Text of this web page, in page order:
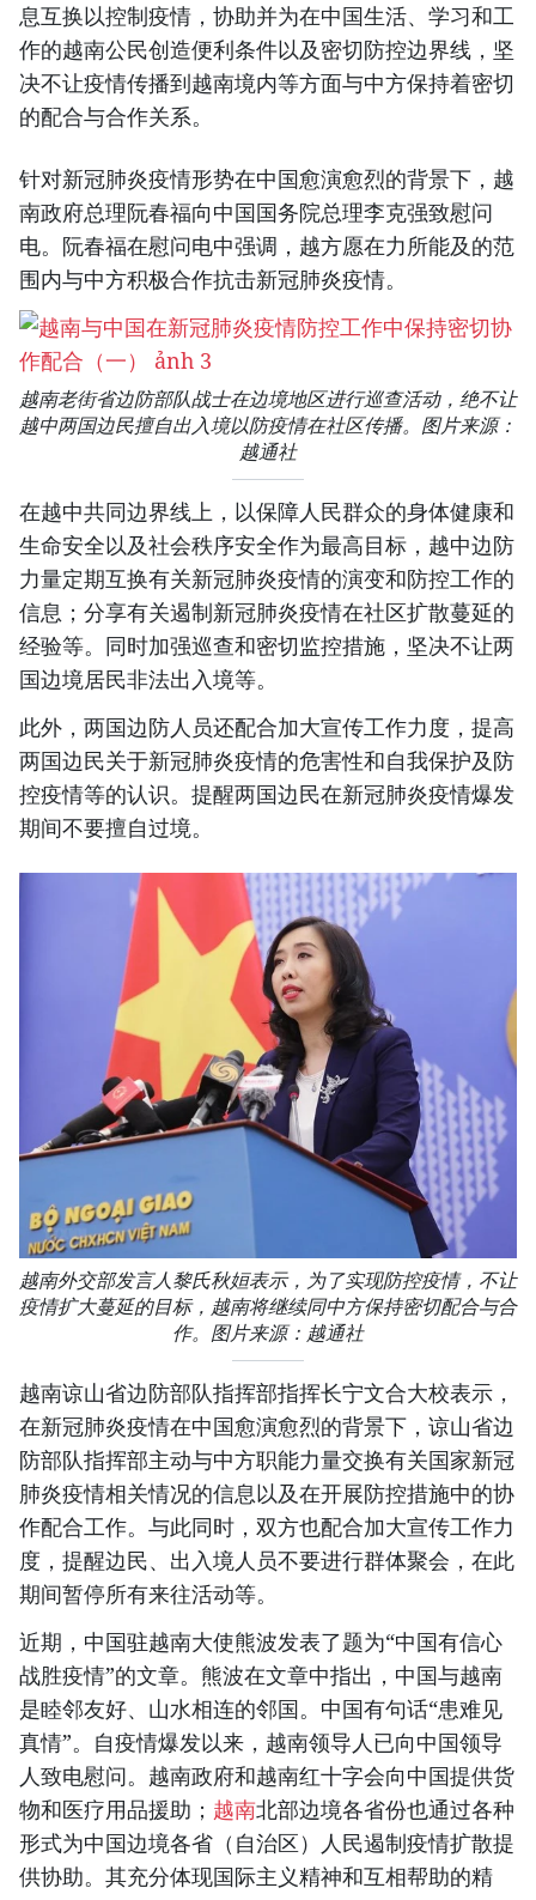
息互换以控制疫情，协助并为在中国生活、学习和工
作的越南公民创造便利条件以及密切防控边界线，坚
决不让疫情传播到越南境内等方面与中方保持着密切
的配合与合作关系。
针对新冠肺炎疫情形势在中国愈演愈烈的背景下，越
南政府总理阮春福向中国国务院总理李克强致慰问
电。阮春福在慰问电中强调，越方愿在力所能及的范
围内与中方积极合作抗击新冠肺炎疫情。
越南老街省边防部队战士在边境地区进行巡查活动，绝不让
越中两国边民擅自出入境以防疫情在社区传播。图片来源：
越通社
在越中共同边界线上，以保障人民群众的身体健康和
生命安全以及社会秩序安全作为最高目标，越中边防
力量定期互换有关新冠肺炎疫情的演变和防控工作的
信息；分享有关遏制新冠肺炎疫情在社区扩散蔓延的
经验等。同时加强巡查和密切监控措施，坚决不让两
国边境居民非法出入境等。
此外，两国边防人员还配合加大宣传工作力度，提高
两国边民关于新冠肺炎疫情的危害性和自我保护及防
控疫情等的认识。提醒两国边民在新冠肺炎疫情爆发
期间不要擅自过境。
越南外交部发言人黎氏秋姮表示，为了实现防控疫情，不让
疫情扩大蔓延的目标，越南将继续同中方保持密切配合与合
作。图片来源：越通社
越南谅山省边防部队指挥部指挥长宁文合大校表示，
在新冠肺炎疫情在中国愈演愈烈的背景下，谅山省边
防部队指挥部主动与中方职能力量交换有关国家新冠
肺炎疫情相关情况的信息以及在开展防控措施中的协
作配合工作。与此同时，双方也配合加大宣传工作力
度，提醒边民、出入境人员不要进行群体聚会，在此
期间暂停所有来往活动等。
近期，中国驻越南大使熊波发表了题为“中国有信心
战胜疫情”的文章。熊波在文章中指出，中国与越南
是睦邻友好、山水相连的邻国。中国有句话“患难见
真情”。自疫情爆发以来，越南领导人已向中国领导
人致电慰问。越南政府和越南红十字会向中国提供货
物和医疗用品援助； 越南北部边境各省份也通过各种
形式为中国边境各省（自治区）人民遏制疫情扩散提
供协助。其充分体现国际主义精神和互相帮助的精